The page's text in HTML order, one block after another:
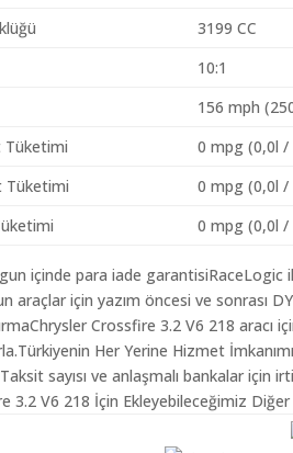
3199 CC
10:1
156 mph
Tüketimi
0 mpg (0,0l /
Tüketimi
0 mpg (0,0l /
0 mpg (0,0l /
içinde para iade garantisiRaceLogic
araçlar için yazım öncesi ve sonrası
Crossfire 3.2 V6 218 aracı
Her Yerine Hizmet
sayısı ve anlaşmalı bankalar için
3.2 V6 218 İçin Ekleyebileceğimiz Diğer